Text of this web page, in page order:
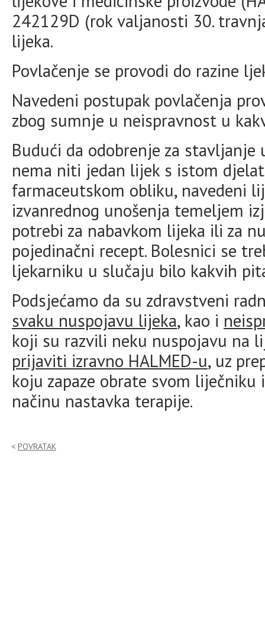
242129D (rok valjanosti 30.
lijeka.
Povlačenje se provodi do razine
Navedeni postupak povlačenja
zbog sumnje u neispravnost u
Budući da odobrenje za
nema niti jedan lijek s istom
farmaceutskom obliku, navedeni
izvanrednog unošenja temeljem
potrebi za nabavkom lijeka ili za
pojedinačni recept. Bolesnici se
ljekarniku u slučaju bilo kakvih
Podsjećamo da su zdravstveni
svaku nuspojavu lijeka, kao i
koji su razvili neku nuspojavu na
prijaviti izravno HALMED-u, uz
koju zapaze obrate svom
načinu nastavka terapije.
POVRATAK